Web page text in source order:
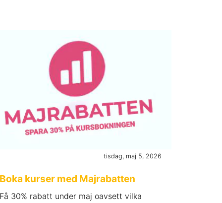
tisdag, maj 5, 2026
Boka kurser med Majrabatten
Få 30% rabatt under maj oavsett vilka